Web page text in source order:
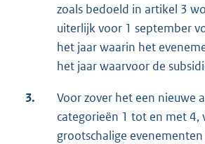
zoals bedoeld in artikel 3
uiterlijk voor 1 september
het jaar waarin het
het jaar waarvoor de
3.
Voor zover het een nieuwe
categorieën 1 tot en met 4,
grootschalige